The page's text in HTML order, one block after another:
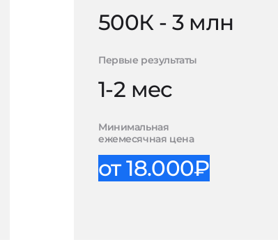
500К - 3 млн
Первые результаты
1-2 мес
Минимальная
ежемесячная цена
от 18.000₽